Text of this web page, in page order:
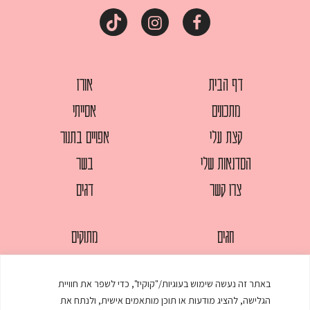
באתר זה נעשה שימוש בעוגיות/"קוקיז", כדי לשפר את חוויית
הגלישה, להציג מודעות או תוכן מותאמים אישית, ולנתח את
דף הבית
מתכונים
קצת עלי
הסדנאות שלי
צרו קשר
אורז
אסייתי
אפויים בתנור
בשר
דגים
חגים
מאפים
מתוקים
עוגות